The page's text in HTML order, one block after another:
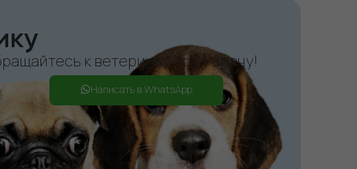
к ветеринарному врачу!
Написать в WhatsApp